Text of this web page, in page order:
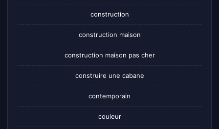
construction
construction maison
construction maison pas cher
construire une cabane
contemporain
couleur